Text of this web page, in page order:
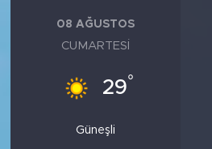
08 AĞUSTOS
CUMARTESI
29°
Güneşli
VİDEOLAR
ALINTI YAZARLAR
SOSYAL MEDYA